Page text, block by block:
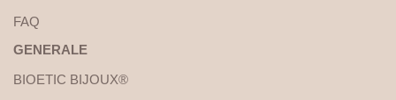
FAQ
GENERALE
BIOETIC BIJOUX®